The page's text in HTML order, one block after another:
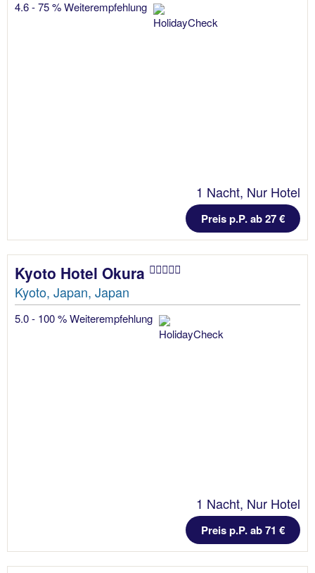
4.6 - 75 % Weiterempfehlung
1 Nacht, Nur Hotel
Preis p.P. ab 27 €
Kyoto Hotel Okura
Kyoto, Japan, Japan
5.0 - 100 % Weiterempfehlung
1 Nacht, Nur Hotel
Preis p.P. ab 71 €